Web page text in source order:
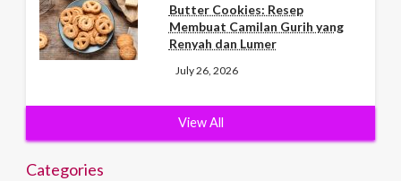
Butter Cookies: Resep
Membuat Camilan Gurih yang
Renyah dan Lumer
July 26, 2026
View All
Categories